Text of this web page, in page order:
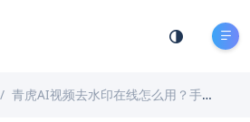
青虎AI视频去水印在线怎么用？手把手教学，3分钟上手，电商人看完直接封神！